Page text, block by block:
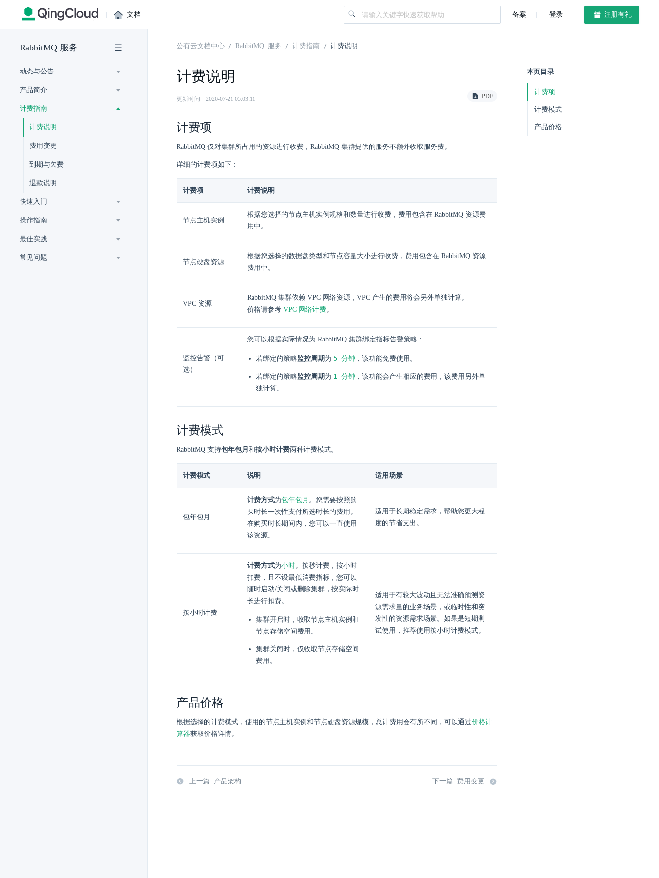
| 文档 备案 登录 注册有礼
RabbitMQ 服务
动态与公告
产品简介
计费指南
计费说明
费用变更
到期与欠费
退款说明
快速入门
操作指南
最佳实践
常见问题
公有云文档中心 RabbitMQ 服务 计费指南 计费说明
计费说明
更新时间：2026-07-21 05:03:11 PDF
计费项
RabbitMQ 仅对集群所占用的资源进行收费，RabbitMQ 集群提供的服务不额外收取服务费。
详细的计费项如下：
计费项 计费说明
节点主机实例
根据您选择的节点主机实例规格和数量进行收费，费用包含在 RabbitMQ 资源费
用中。
节点硬盘资源
根据您选择的数据盘类型和节点容量大小进行收费，费用包含在 RabbitMQ 资源
费用中。
VPC 资源
RabbitMQ 集群依赖 VPC 网络资源，VPC 产生的费用将会另外单独计算。
价格请参考 VPC 网络计费。
监控告警（可
选）
您可以根据实际情况为 RabbitMQ 集群绑定指标告警策略：
若绑定的策略监控周期 为 5 分钟 ，该功能免费使用。
若绑定的策略监控周期 为 1 分钟 ，该功能会产生相应的费用，该费用另外单
独计算。
计费模式
RabbitMQ 支持包年包月 和按小时计费两种计费模式。
计费模式 说明 适用场景
包年包月
计费方式为包年包月 。您需要按照购
买时长一次性支付所选时长的费用。
在购买时长期间内，您可以一直使用
该资源。
适用于长期稳定需求，帮助您更大程
度的节省支出。
按小时计费
计费方式为小时。按秒计费，按小时
扣费，且不设最低消费指标，您可以
随时启动/关闭或删除集群，按实际时
长进行扣费。
集群开启时，收取节点主机实例和
节点存储空间费用。
集群关闭时，仅收取节点存储空间
费用。
适用于有较大波动且无法准确预测资
源需求量的业务场景，或临时性和突
发性的资源需求场景。如果是短期测
试使用，推荐使用按小时计费模式。
产品价格
根据选择的计费模式，使用的节点主机实例和节点硬盘资源规模，总计费用会有所不同，可以通过价格计
算器获取价格详情。
上一篇: 产品架构 下一篇: 费用变更
本页目录
计费项
计费模式
产品价格